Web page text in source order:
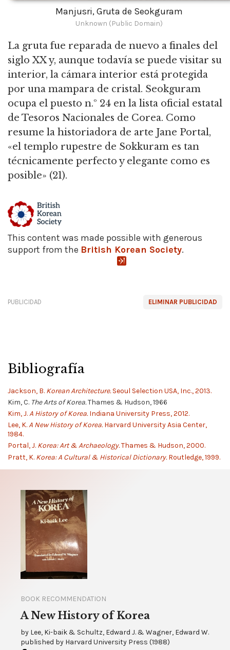
Manjusri, Gruta de Seokguram
Unknown (Public Domain)
La gruta fue reparada de nuevo a finales del
siglo XX y, aunque todavía se puede visitar su
interior, la cámara interior está protegida
por una mampara de cristal. Seokguram
ocupa el puesto n.º 24 en la lista oficial estatal
de Tesoros Nacionales de Corea. Como
resume la historiadora de arte Jane Portal,
«el templo rupestre de Sokkuram es tan
técnicamente perfecto y elegante como es
posible» (21).
This content was made possible with generous
support from the British Korean Society.
ELIMINAR PUBLICIDAD
PUBLICIDAD
Bibliografía
Jackson, B. Korean Architecture.Seoul Selection USA, Inc., 2013.
Kim, C. The Arts of Korea.Thames & Hudson, 1966
Kim, J.A History of Korea.Indiana University Press, 2012.
Lee, K.A New History of Korea.Harvard University Asia Center,
1984.
Portal, J. Korea: Art & Archaeology.Thames & Hudson, 2000.
Pratt, K. Korea: A Cultural & Historical Dictionary.Routledge, 1999.
BOOK RECOMMENDATION
A New History of Korea
by Lee, Ki-baik & Schultz, Edward J. & Wagner, Edward W.
published by Harvard University Press (1988)